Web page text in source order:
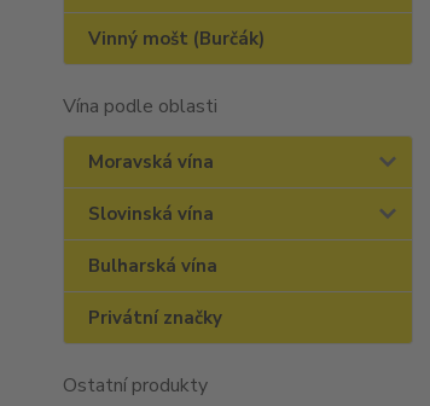
Vinný mošt (Burčák)
Vína podle oblasti
Moravská vína
Slovinská vína
Bulharská vína
Privátní značky
Ostatní produkty